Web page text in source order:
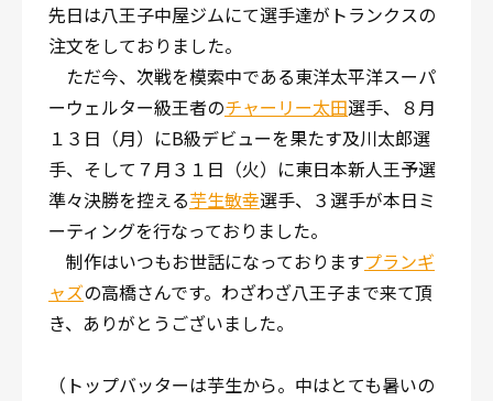
八王子中屋ボクシングジム
〒192-0072 東京都八王子市南町3-8 第2原嶋ビル1F
Tel/Fax：042-622-7222
営業時間：月〜土 14:00〜22:00 / 日・祝 14:00〜19:00
先日は八王子中屋ジムにて選手達がトランクスの
注文をしておりました。
ただ今、次戦を模索中である東洋太平洋スーパ
ーウェルター級王者のチャーリー太田選手、８月
１３日（月）にB級デビューを果たす及川太郎選
手、そして７月３１日（火）に東日本新人王予選
準々決勝を控える芋生敏幸選手、３選手が本日ミ
ーティングを行なっておりました。
制作はいつもお世話になっておりますプランギ
ャズの高橋さんです。わざわざ八王子まで来て頂
き、ありがとうございました。
（トップバッターは芋生から。中はとても暑いの